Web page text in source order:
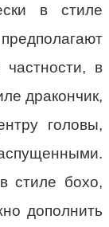
в стиле
в
дракончик,
головы,
стиле бохо,
дополнить